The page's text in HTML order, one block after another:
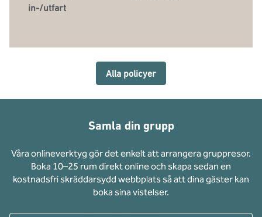
in-/utfart
Alla policyer
Samla din grupp
Våra onlineverktyg gör det enkelt att arrangera gruppresor.
Boka 10–25 rum direkt online och skapa sedan en
kostnadsfri skräddarsydd webbplats så att dina gäster kan
boka sina vistelser.